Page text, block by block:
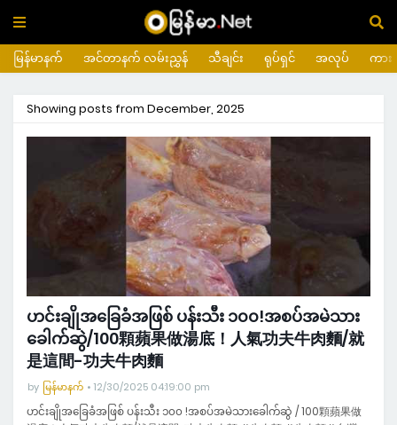
မြန်မာနက် အင်တာနက် လမ်းညွှန် သီချင်း ရုပ်ရှင် အလုပ် ကား
Showing posts from December, 2025
ဟင်းချိုအခြေခံအဖြစ် ပန်းသီး ၁၀၀!အစပ်အမဲသား
ခေါက်ဆွဲ/100顆蘋果做湯底！人氣功夫牛肉麵/就
是這間-功夫牛肉麵
by မြန်မာနက် 12/30/2025 04:19:00 pm
ဟင်းချိုအခြေခံအဖြစ် ပန်းသီး ၁၀၀ !အစပ်အမဲသားခေါက်ဆွဲ / 100顆蘋果做